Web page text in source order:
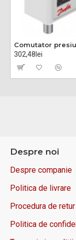
302,48lei
Despre noi
Despre companie
Politica de livrare
Procedura de retur
Politica de